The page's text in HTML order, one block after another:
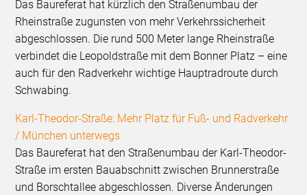
Das Baureferat hat kürzlich den Straßenumbau der
Rheinstraße zugunsten von mehr Verkehrssicherheit
abgeschlossen. Die rund 500 Meter lange Rheinstraße
verbindet die Leopoldstraße mit dem Bonner Platz – eine
auch für den Radverkehr wichtige Hauptradroute durch
Schwabing.
Karl-Theodor-Straße: Mehr Platz für Fuß- und Radverkehr
/ München unterwegs
Das Baureferat hat den Straßenumbau der Karl-Theodor-
Straße im ersten Bauabschnitt zwischen Brunnerstraße
und Borschtallee abgeschlossen. Diverse Änderungen